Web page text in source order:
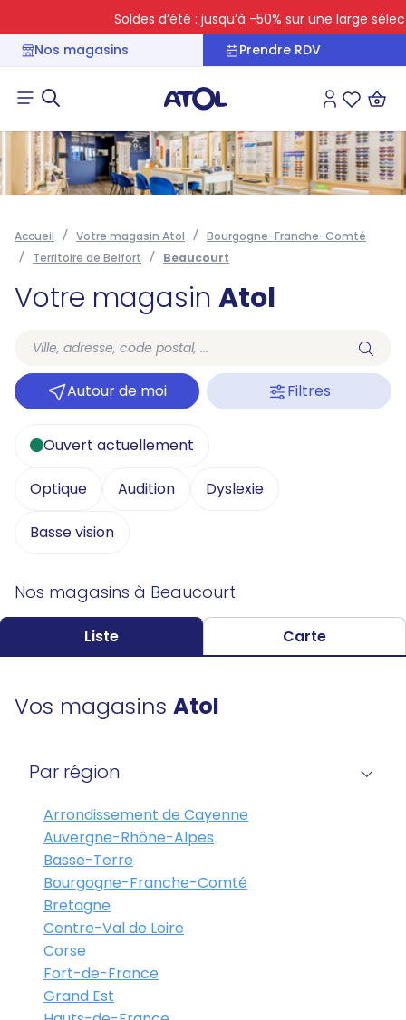
Soldes d’été : jusqu’à -50% sur une large
Nos magasins
Prendre RDV
Connexion
Accueil Votre magasin Atol
Bourgogne-Franche-Comté
Territoire de Belfort
Beaucourt
Votre magasin Atol
Autour de moi Filtres
Ouvert actuellement
Optique Audition Dyslexie
Basse vision
Nos magasins à Beaucourt
Liste Carte
Vos magasins Atol
Par région
Arrondissement de Cayenne
Auvergne-Rhône-Alpes
Basse-Terre
Bourgogne-Franche-Comté
Bretagne
Centre-Val de Loire
Corse
Fort-de-France
Grand Est